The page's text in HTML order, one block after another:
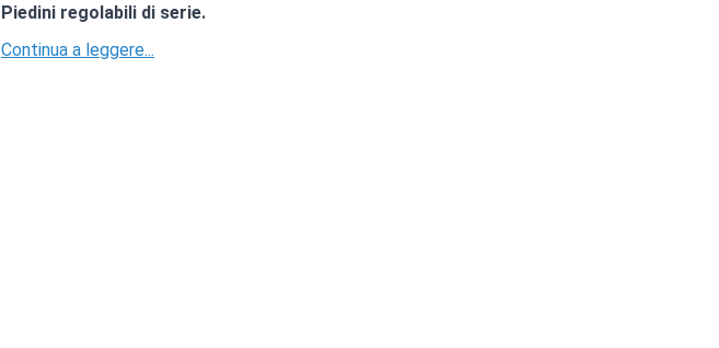
Piedini regolabili di serie.
Continua a leggere...